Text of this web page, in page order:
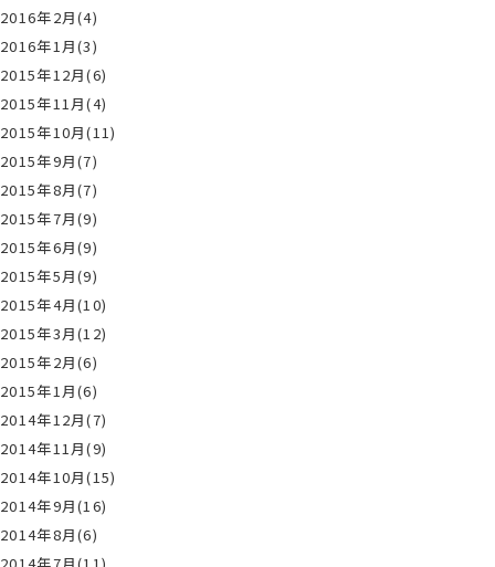
2016年2月(4)
2016年1月(3)
2015年12月(6)
2015年11月(4)
2015年10月(11)
2015年9月(7)
2015年8月(7)
2015年7月(9)
2015年6月(9)
2015年5月(9)
2015年4月(10)
2015年3月(12)
2015年2月(6)
2015年1月(6)
2014年12月(7)
2014年11月(9)
2014年10月(15)
2014年9月(16)
2014年8月(6)